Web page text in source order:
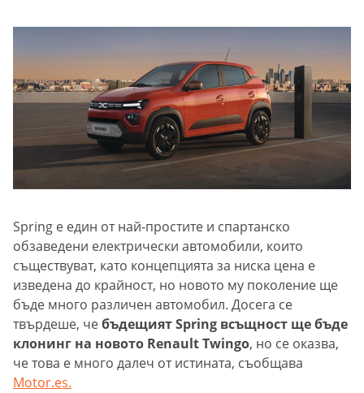
Spring е един от най-простите и спартанско
обзаведени електрически автомобили, които
съществуват, като концепцията за ниска цена е
изведена до крайност, но новото му поколение ще
бъде много различен автомобил. Досега се
твърдеше, чебъдещият Spring всъщност ще бъде
клонинг на новото Renault Twingo, но се оказва,
че това е много далеч от истината, съобщава
Motor.es.